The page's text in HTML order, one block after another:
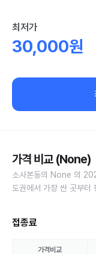
최저가
30,000원
가격 비교 (None)
소사본동의 None 의
도권에서 가장 싼 곳부터
접종료
가격비교